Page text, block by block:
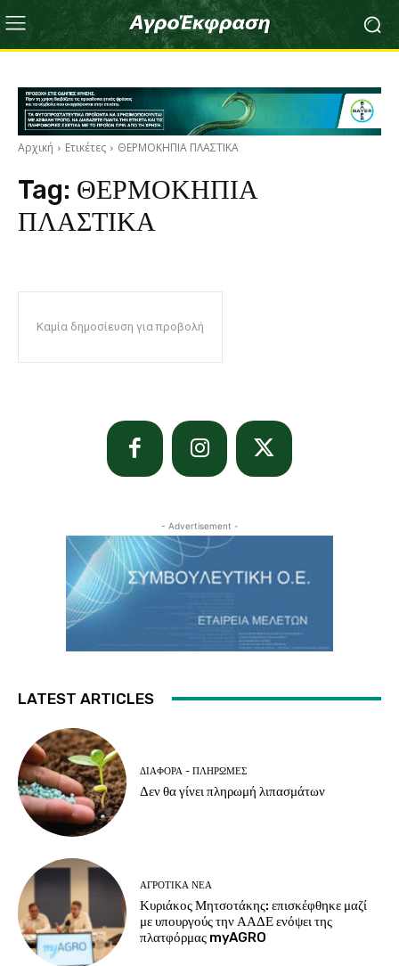
Αρχική Ετικέτες ΘΕΡΜΟΚΗΠΙΑ ΠΛΑΣΤΙΚΑ
Tag: ΘΕΡΜΟΚΗΠΙΑ
ΠΛΑΣΤΙΚΑ
Καμία δημοσίευση για προβολή
- Advertisement -
LATEST ARTICLES
ΔΙΆΦΟΡΑ - ΠΛΗΡΩΜΈΣ
Δεν θα γίνει πληρωμή λιπασμάτων
ΑΓΡΟΤΙΚΆ ΝΈΑ
Κυριάκος Μητσοτάκης: επισκέφθηκε μαζί
με υπουργούς την ΑΑΔΕ ενόψει της
πλατφόρμας myAGRO